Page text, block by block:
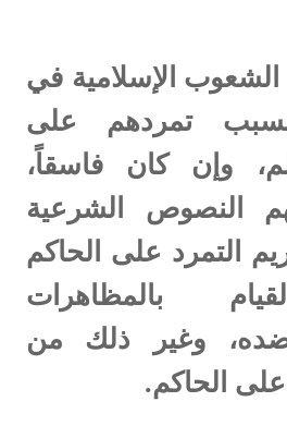
الإسلامية في
تمردهم على
وإن كان فاسقاً،
النصوص الشرعية
التمرد على الحاكم
بالمظاهرات
ضده، وغير ذلك من
الحاكم.